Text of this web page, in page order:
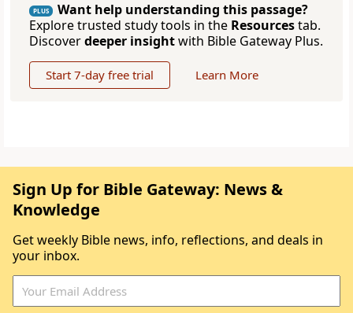
PLUS
Want help understanding this passage?
Explore trusted study tools in the Resourcestab.
Discoverdeeper insightwith Bible Gateway Plus.
Start 7-day free trial Learn More
Sign Up for Bible Gateway: News &
Knowledge
Get weekly Bible news, info, reflections, and deals in
your inbox.